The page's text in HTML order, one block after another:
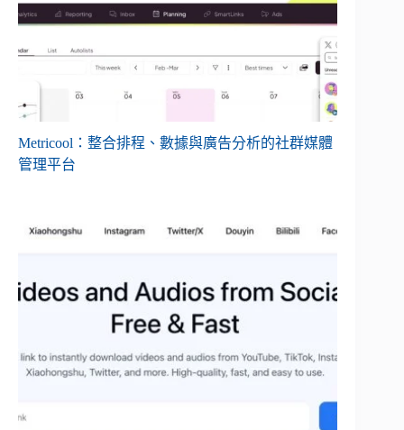
Metricool：整合排程、數據與廣告分析的社群媒體
管理平台